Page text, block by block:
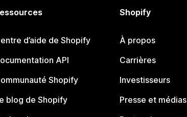
d’aide de Shopify
API
Shopify
blog de Shopify
Shopify
À propos
Carrières
Investisseurs
Presse et médias